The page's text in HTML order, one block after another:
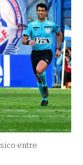
entre